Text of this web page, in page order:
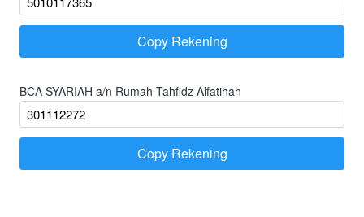
`
Copy Rekening
BCA SYARIAH a/n Rumah Tahfidz Alfatihah
`
Copy Rekening